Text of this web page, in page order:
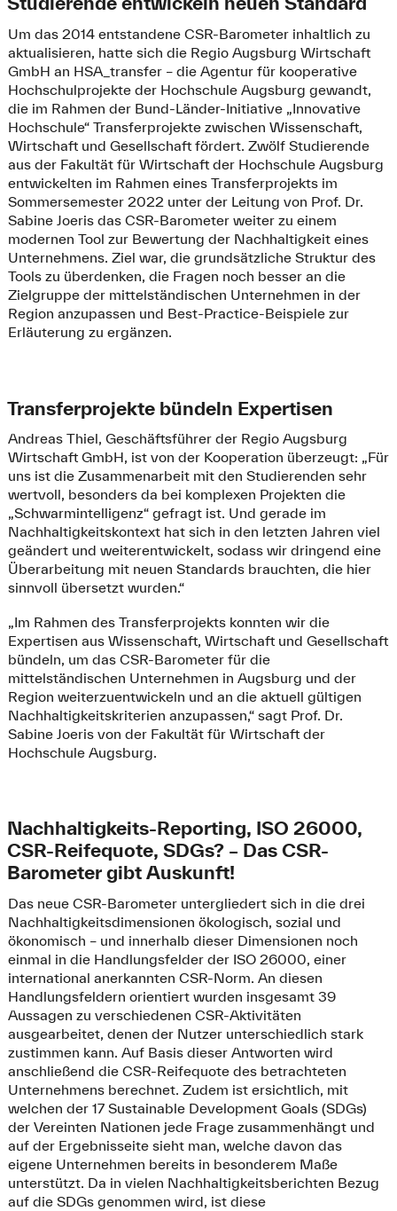
Um das 2014 entstandene CSR-Barometer inhaltlich zu
aktualisieren, hatte sich die Regio Augsburg Wirtschaft
GmbH an HSA_transfer – die Agentur für kooperative
Hochschulprojekte der Hochschule Augsburg gewandt,
die im Rahmen der Bund-Länder-Initiative „Innovative
Hochschule“ Transferprojekte zwischen Wissenschaft,
Wirtschaft und Gesellschaft fördert. Zwölf Studierende
aus der Fakultät für Wirtschaft der Hochschule Augsburg
entwickelten im Rahmen eines Transferprojekts im
Sommersemester 2022 unter der Leitung von Prof. Dr.
Sabine Joeris das CSR-Barometer weiter zu einem
modernen Tool zur Bewertung der Nachhaltigkeit eines
Unternehmens. Ziel war, die grundsätzliche Struktur des
Tools zu überdenken, die Fragen noch besser an die
Zielgruppe der mittelständischen Unternehmen in der
Region anzupassen und Best-Practice-Beispiele zur
Erläuterung zu ergänzen.
Transferprojekte bündeln Expertisen
Andreas Thiel, Geschäftsführer der Regio Augsburg
Wirtschaft GmbH, ist von der Kooperation überzeugt: „Für
uns ist die Zusammenarbeit mit den Studierenden sehr
wertvoll, besonders da bei komplexen Projekten die
„Schwarmintelligenz“ gefragt ist. Und gerade im
Nachhaltigkeitskontext hat sich in den letzten Jahren viel
geändert und weiterentwickelt, sodass wir dringend eine
Überarbeitung mit neuen Standards brauchten, die hier
sinnvoll übersetzt wurden.“
„Im Rahmen des Transferprojekts konnten wir die
Expertisen aus Wissenschaft, Wirtschaft und Gesellschaft
bündeln, um das CSR-Barometer für die
mittelständischen Unternehmen in Augsburg und der
Region weiterzuentwickeln und an die aktuell gültigen
Nachhaltigkeitskriterien anzupassen,“ sagt Prof. Dr.
Sabine Joeris von der Fakultät für Wirtschaft der
Hochschule Augsburg.
Nachhaltigkeits-Reporting, ISO 26000,
CSR-Reifequote, SDGs? – Das CSR-
Barometer gibt Auskunft!
Das neue CSR-Barometer untergliedert sich in die drei
Nachhaltigkeitsdimensionen ökologisch, sozial und
ökonomisch – und innerhalb dieser Dimensionen noch
einmal in die Handlungsfelder der ISO 26000, einer
international anerkannten CSR-Norm. An diesen
Handlungsfeldern orientiert wurden insgesamt 39
Aussagen zu verschiedenen CSR-Aktivitäten
ausgearbeitet, denen der Nutzer unterschiedlich stark
zustimmen kann. Auf Basis dieser Antworten wird
anschließend die CSR-Reifequote des betrachteten
Unternehmens berechnet. Zudem ist ersichtlich, mit
welchen der 17 Sustainable Development Goals (SDGs)
der Vereinten Nationen jede Frage zusammenhängt und
auf der Ergebnisseite sieht man, welche davon das
eigene Unternehmen bereits in besonderem Maße
unterstützt. Da in vielen Nachhaltigkeitsberichten Bezug
auf die SDGs genommen wird, ist diese